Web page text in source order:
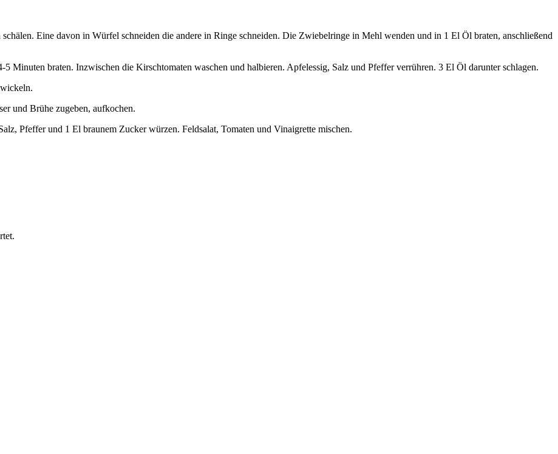
Eine davon in Würfel schneiden die andere in Ringe schneiden. Die Zwiebelringe in Mehl wenden und in 1 El Öl braten, anschließend
Minuten braten. Inzwischen die Kirschtomaten waschen und halbieren. Apfelessig, Salz und Pfeffer verrühren. 3 El Öl darunter schlagen.
und Brühe zugeben, aufkochen.
Pfeffer und 1 El braunem Zucker würzen. Feldsalat, Tomaten und Vinaigrette mischen.